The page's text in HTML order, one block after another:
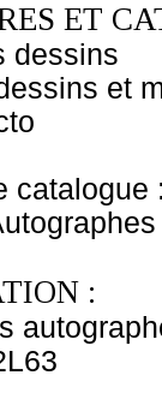
ET
dessins
et
catalogue
: